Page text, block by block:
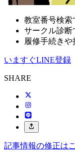
教室番号検索
サークル診断
履修手続きや
いますぐLINE登録
SHARE
記事情報の修正は